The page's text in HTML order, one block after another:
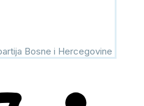
Bosne i Hercegovine